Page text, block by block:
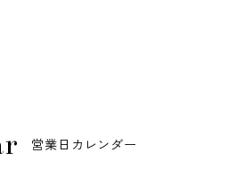
営業日カレンダー